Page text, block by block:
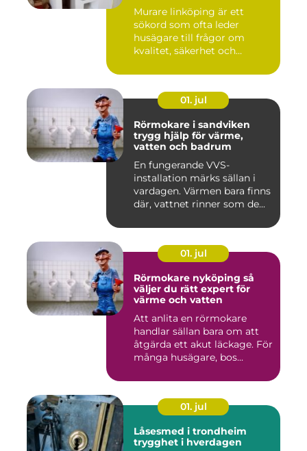
Murare linköping är ett
sökord som ofta leder
husägare till frågor om
kvalitet, säkerhet och
01. jul
Rörmokare i sandviken
trygg hjälp för värme,
vatten och badrum
En fungerande VVS-
installation märks sällan i
vardagen. Värmen bara finns
där, vattnet rinner som de...
01. jul
Rörmokare nyköping så
väljer du rätt expert för
värme och vatten
Att anlita en rörmokare
handlar sällan bara om att
åtgärda ett akut läckage. För
många husägare, bos...
01. jul
Låsesmed i trondheim
trygghet i hverdagen